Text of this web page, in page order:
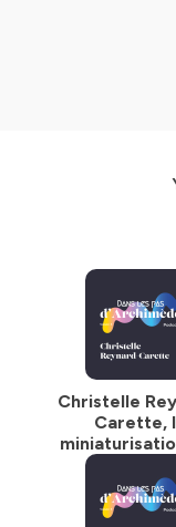
Retrouvez Aix
confidentialite
Christelle
Carette,
capteurs